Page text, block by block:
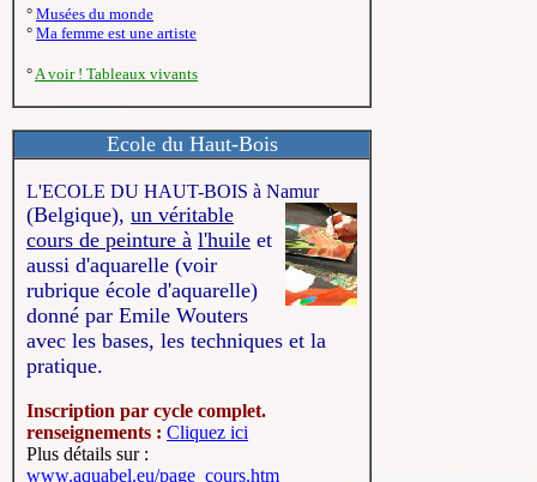
° Musées du monde
° Ma femme est une artiste
°A voir ! Tableaux vivants
Ecole du Haut-Bois
L'ECOLE DU HAUT-BOIS à Namur
(Belgique), un véritable
cours de peinture à l'huile et
aussi d'aquarelle (voir
rubrique école d'aquarelle)
donné par Emile Wouters
avec les bases, les techniques et la
pratique.
Inscription par cycle complet.
renseignements : Cliquez ici
Plus détails sur :
www.aquabel.eu/page_cours.htm